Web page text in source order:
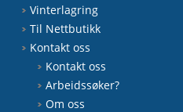
Vinterlagring
Til Nettbutikk
Kontakt oss
Kontakt oss
Arbeidssøker?
Om oss